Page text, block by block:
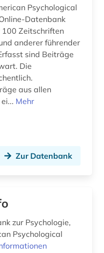
Psychological
Datenbank
Zeitschriften
anderer führender
sind Beiträge
Die
aus allen
Mehr
Zur Datenbank
zur Psychologie,
Psychological